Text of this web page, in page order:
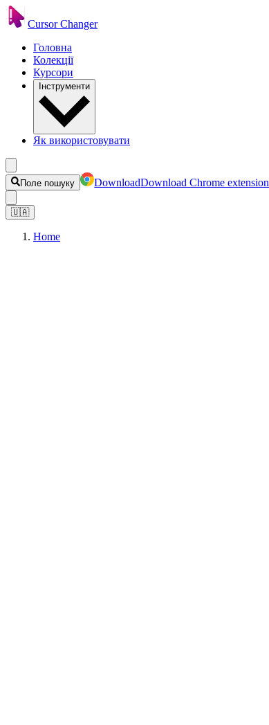
Cursor Changer
Головна
Колекції
Курсори
Інструменти
Як використовувати
Поле пошуку DownloadDownload Chrome extension
🇺🇦
Home